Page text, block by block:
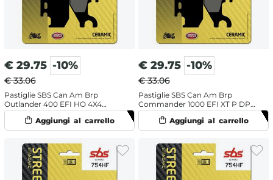
€ 29.75 -10%
€ 33.06
Pastiglie SBS Can Am Brp
Outlander 400 EFI HO 4X4
(2008) posteriori ceramiche
€ 29.75 -10%
€ 33.06
Pastiglie SBS Can Am Brp
Commander 1000 EFI XT P DPS
(2016-2017) posteriori ceramiche